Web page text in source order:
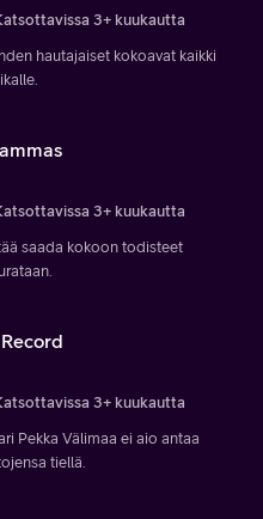
3+ kuukautta
hautajaiset kokoavat kaikki
3+ kuukautta
saada kokoon todisteet
3+ kuukautta
Pekka Välimaa ei aio antaa
tiellä.